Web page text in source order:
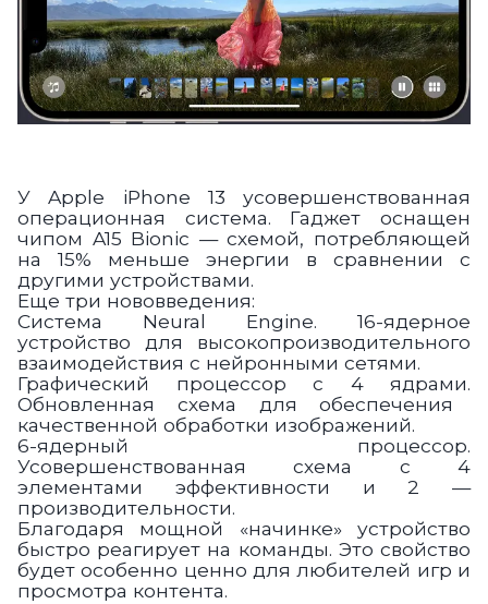
У Apple iPhone 13 усовершенствованная
операционная система. Гаджет оснащен
чипом A15 Bionic — схемой, потребляющей
на 15% меньше энергии в сравнении с
другими устройствами.
Еще три нововведения:
Система Neural Engine. 16-ядерное
устройство для высокопроизводительного
взаимодействия с нейронными сетями.
Графический процессор с 4 ядрами.
Обновленная схема для обеспечения
качественной обработки изображений.
6-ядерный процессор.
Усовершенствованная схема с 4
элементами эффективности и 2 —
производительности.
Благодаря мощной «начинке» устройство
быстро реагирует на команды. Это свойство
будет особенно ценно для любителей игр и
просмотра контента.